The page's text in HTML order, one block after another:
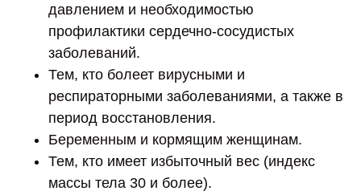
давлением и необходимостью
профилактики сердечно-сосудистых
заболеваний.
Тем, кто болеет вирусными и
респираторными заболеваниями, а также в
период восстановления.
Беременным и кормящим женщинам.
Тем, кто имеет избыточный вес (индекс
массы тела 30 и более).